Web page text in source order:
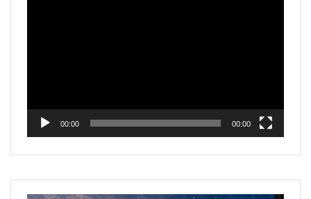
00:00 00:00